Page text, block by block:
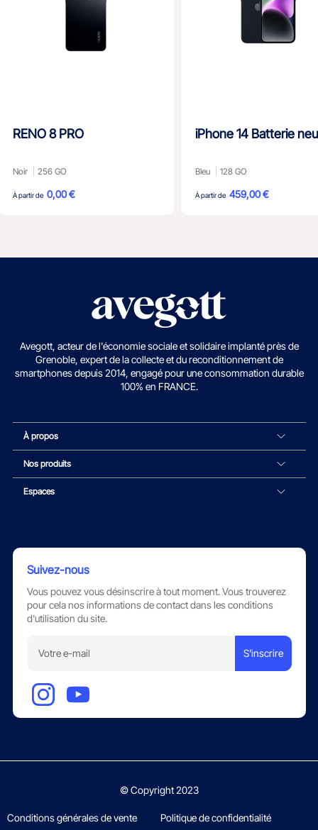
RENO 8 PRO
Noir 256 GO
À partir de 0,00 €
iPhone 14 Batterie
Bleu 128 GO
À partir de 459,00 €
Avegott, acteur de l'économie sociale et solidaire implanté près de
Grenoble, expert de la collecte et du reconditionnement de
smartphones depuis 2014, engagé pour une consommation durable
100% en FRANCE.
À propos
Nos produits
Espaces
Suivez-nous
Vous pouvez vous désinscrire à tout moment. Vous trouverez
pour cela nos informations de contact dans les conditions
d'utilisation du site.
S'inscrire
© Copyright 2023
Conditions générales de vente Politique de confidentialité